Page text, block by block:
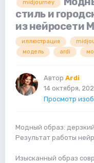
midjourney
стиль и
из нейросети
иллюстрация
модель
ardi
Автор Ardi
14 октября,
Просмотр
Модный образ:
Результат работы
Изысканный образ